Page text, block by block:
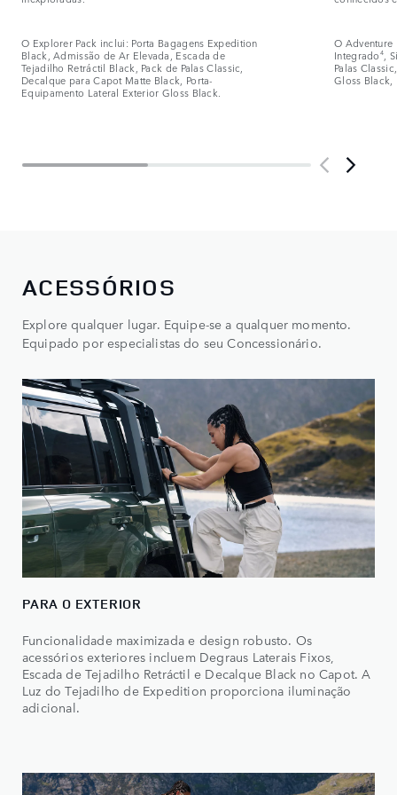
O Explorer Pack inclui: Porta Bagagens Expedition
Black, Admissão de Ar Elevada, Escada de
Tejadilho Retráctil Black, Pack de Palas Classic,
Decalque para Capot Matte Black, Porta-
Equipamento Lateral Exterior Gloss Black.
O
Integrado 4,
Palas
Gloss Black,
ACESSÓRIOS
Explore qualquer lugar. Equipe-se a qualquer momento.
Equipado por especialistas do seu Concessionário.
PARA O EXTERIOR
Funcionalidade maximizada e design robusto. Os
acessórios exteriores incluem Degraus Laterais Fixos,
Escada de Tejadilho Retráctil e Decalque Black no Capot. A
Luz do Tejadilho de Expedition proporciona iluminação
adicional.